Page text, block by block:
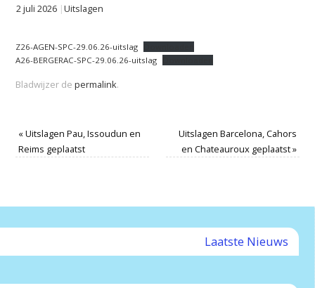
2 juli 2026 |Uitslagen
Z26-AGEN-SPC-29.06.26-uitslag
A26-BERGERAC-SPC-29.06.26-uitslag
Bladwijzer de permalink.
«Uitslagen Pau, Issoudun en
Reims geplaatst
Uitslagen Barcelona, Cahors
en Chateauroux geplaatst»
Laatste Nieuws